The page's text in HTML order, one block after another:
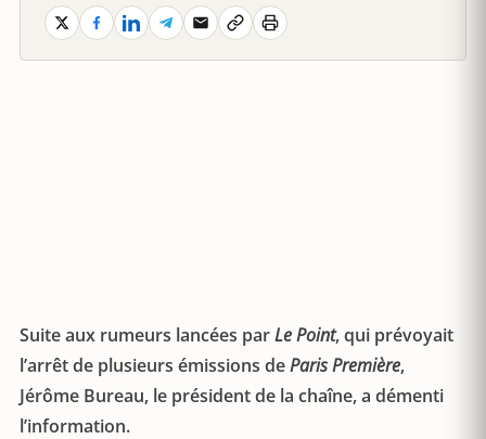
Suite aux rumeurs lancées parLe Point, qui prévoyait
l’arrêt de plusieurs émissions deParis Première,
Jérôme Bureau, le président de la chaîne, a démenti
l’information.